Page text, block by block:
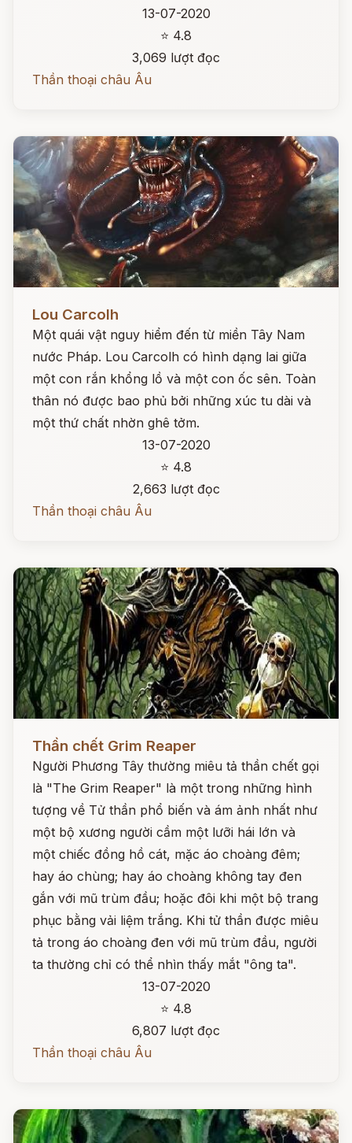
13-07-2020
⭐ 4.8
3,069 lượt đọc
Thần thoại châu Âu
Lou Carcolh
Một quái vật nguy hiểm đến từ miền Tây Nam
nước Pháp. Lou Carcolh có hình dạng lai giữa
một con rắn khổng lồ và một con ốc sên. Toàn
thân nó được bao phủ bởi những xúc tu dài và
một thứ chất nhờn ghê tởm.
13-07-2020
⭐ 4.8
2,663 lượt đọc
Thần thoại châu Âu
Đọc ngay
Thần chết Grim Reaper
Người Phương Tây thường miêu tả thần chết gọi
là "The Grim Reaper" là một trong những hình
tượng về Tử thần phổ biến và ám ảnh nhất như
một bộ xương người cầm một lưỡi hái lớn và
một chiếc đồng hồ cát, mặc áo choàng đêm;
hay áo chùng; hay áo choàng không tay đen
gắn với mũ trùm đầu; hoặc đôi khi một bộ trang
phục bằng vải liệm trắng. Khi tử thần được miêu
tả trong áo choàng đen với mũ trùm đầu, người
ta thường chỉ có thể nhìn thấy mắt "ông ta".
13-07-2020
⭐ 4.8
6,807 lượt đọc
Thần thoại châu Âu